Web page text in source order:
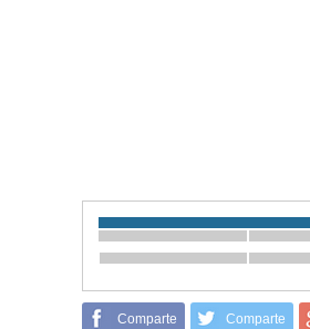
Comparte Comparte